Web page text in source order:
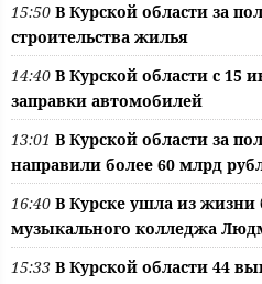
15:50 В Курской области за
строительства жилья
14:40 В Курской области с 15
заправки автомобилей
13:01 В Курской области за
направили более 60 млрд
16:40 В Курске ушла из
музыкального колледжа
15:33 В Курской области 44